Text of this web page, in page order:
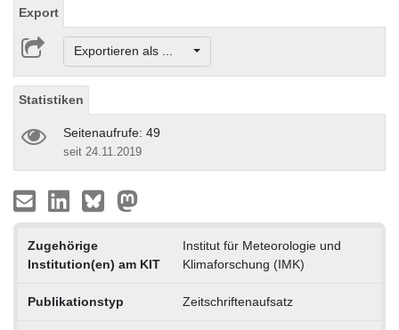
Export
Exportieren als ...
Statistiken
Seitenaufrufe: 49
seit 24.11.2019
Zugehörige
Institution(en) am KIT
Institut für Meteorologie und
Klimaforschung (IMK)
Publikationstyp Zeitschriftenaufsatz